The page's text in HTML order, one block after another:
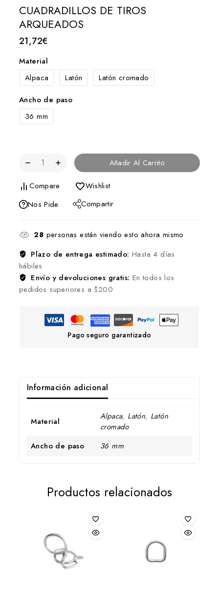
CUADRADILLOS DE TIROS
ARQUEADOS
21,72€
Material
Alpaca
Latón Latón cromado
Ancho de paso
36 mm
Añadir Al Carrito
Compare
Wishlist
Nos Pide
Compartir
28 personas están viendo esto ahora mismo
Plazo de entrega estimado: Hasta 4 días
hábiles
Envío y devoluciones gratis: En todos los
pedidos superiores a $200
Pago seguro garantizado
Información adicional
Material Alpaca, Latón, Latón
cromado
Ancho de paso
36 mm
Productos relacionados